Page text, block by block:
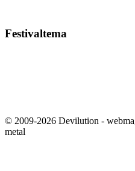
Festivaltema
© 2009-2026 Devilution -
metal